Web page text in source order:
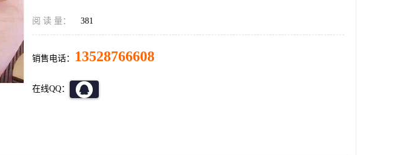
阅 读 量： 381
销售电话： 13528766608
在线QQ：